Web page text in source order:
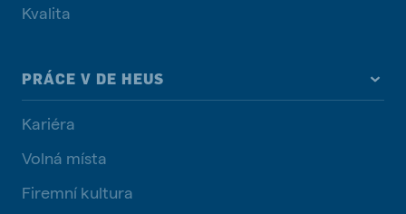
Kvalita
PRÁCE V DE HEUS
Kariéra
Volná místa
Firemní kultura